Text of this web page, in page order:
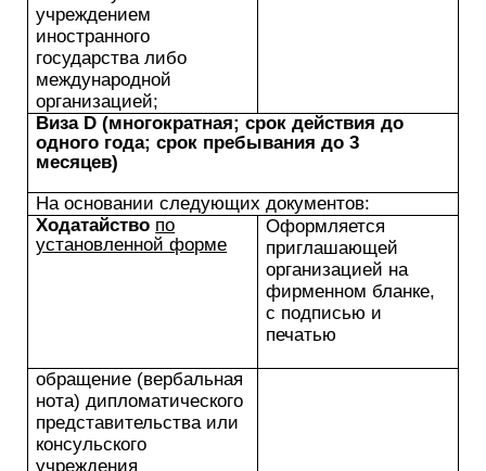
учреждением
иностранного
государства либо
международной
организацией;
Виза D (многократная; срок действия до
одного года; срок пребывания до 3
месяцев)
На основании следующих документов:
Ходатайство по
установленной форме
Оформляется
приглашающей
организацией на
фирменном бланке,
с подписью и
печатью
обращение (вербальная
нота) дипломатического
представительства или
консульского
учреждения